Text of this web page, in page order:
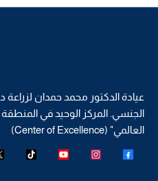
عيادة الدكتور محمد حمدان
الجنسي. المركز الوحيد في المنطقة
العالمي" (Center of Excellence)